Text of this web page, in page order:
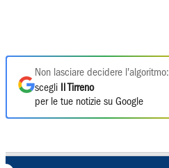
Non lasciare decidere l'algoritmo:
scegli
Il Tirreno
per le tue notizie su Google